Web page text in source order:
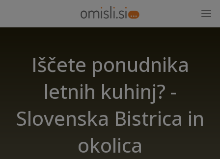
Iščete ponudnika
letnih kuhinj? -
Slovenska Bistrica in
okolica